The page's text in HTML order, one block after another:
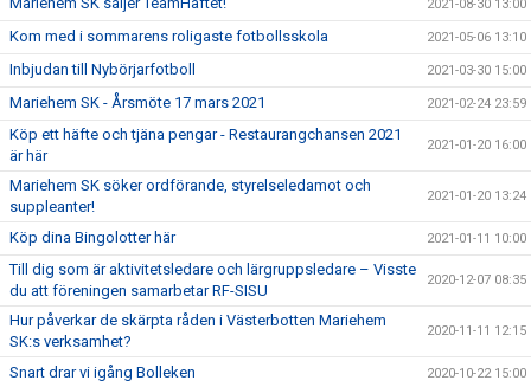
2021-08-30 13:00
Kom med i sommarens roligaste fotbollsskola 2021-05-06 13:10
Inbjudan till Nybörjarfotboll 2021-03-30 15:00
Mariehem SK - Årsmöte 17 mars 2021 2021-02-24 23:59
Köp ett häfte och tjäna pengar - Restaurangchansen 2021
är här
2021-01-20 16:00
Mariehem SK söker ordförande, styrelseledamot och
suppleanter!
2021-01-20 13:24
Köp dina Bingolotter här 2021-01-11 10:00
Till dig som är aktivitetsledare och lärgruppsledare – Visste
du att föreningen samarbetar RF-SISU
2020-12-07 08:35
Hur påverkar de skärpta råden i Västerbotten Mariehem
SK:s verksamhet?
2020-11-11 12:15
Snart drar vi igång Bolleken 2020-10-22 15:00